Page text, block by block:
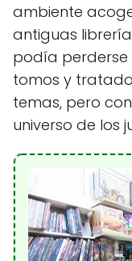
ambiente
antiguas
podía perderse
tomos y
temas, pero
universo de los